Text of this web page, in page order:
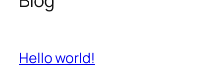
Hello world!